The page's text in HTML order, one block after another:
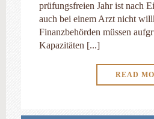
prüfungsfreien Jahr ist nach
auch bei einem Arzt nicht
Finanzbehörden müssen
Kapazitäten [...]
READ